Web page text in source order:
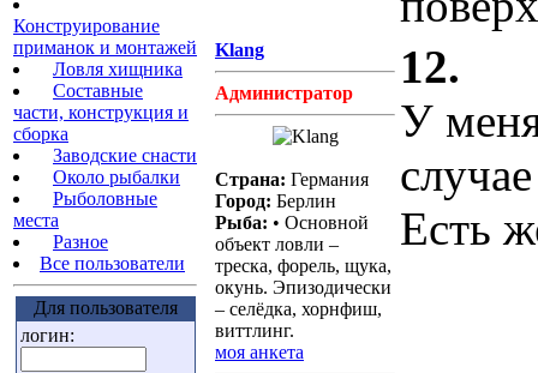
Конструирование
приманок и монтажей
Ловля хищника
Cоставные
части, конструкция и
сборка
Заводские снасти
Около рыбалки
Рыболовные
места
Разное
Все пользователи
Для пользователя
логин:
Klang
Администратор
Страна: Германия
Город: Берлин
Рыба: • Основной
объект ловли –
треска, форель, щука,
окунь. Эпизодически
– селёдка, хорнфиш,
виттлинг.
моя анкета
12.
У
Есть